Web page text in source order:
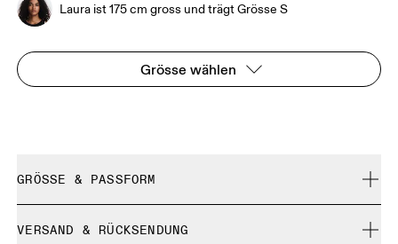
Laura ist 175 cm gross und trägt Grösse S
Grösse wählen
GRÖSSE & PASSFORM
VERSAND & RÜCKSENDUNG